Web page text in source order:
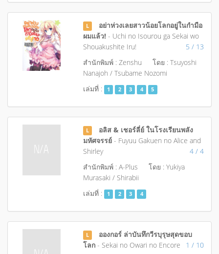
L
อย่าห่วงเลยสาวน้อยโลกอยู่ในกำมือ
ผมแล้ว!- Uchi no Isourou ga Sekai wo
Shouakushite Iru!
5 / 13
สำนักพิมพ์ : Zenshu
โดย : Tsuyoshi
Nanajoh / Tsubame Nozomi
เล่มที่ :
1 2 3 4 5
L
อลิส & เชอร์ลี่ย์ ในโรงเรียนพลัง
มหัศจรรย์- Fuyuu Gakuen no Alice and
Shirley
4 / 4
สำนักพิมพ์ : A-Plus
โดย : Yukiya
Murasaki / Shirabii
เล่มที่ :
1 2 3 4
L
อองกอร์ ล่าบันทึกวีรบุรุษสุดขอบ
โลก- Sekai no Owari no Encore 1 / 10